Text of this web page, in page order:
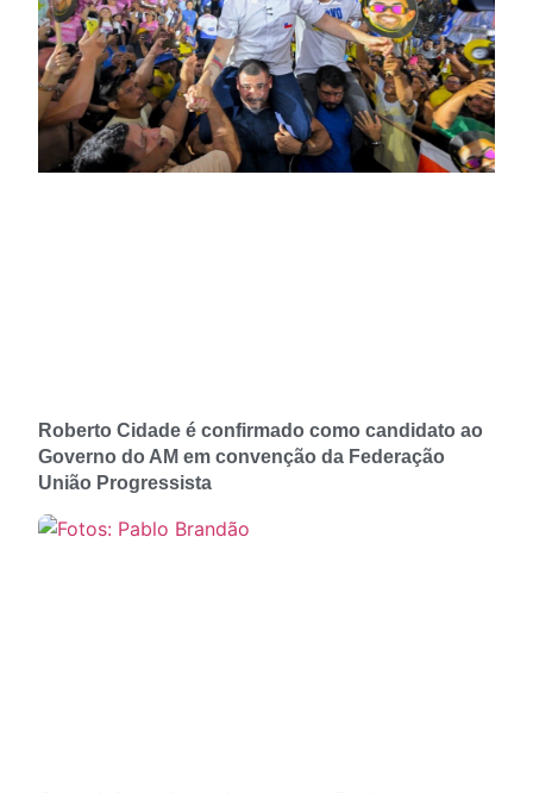
Roberto Cidade é confirmado como candidato ao
Governo do AM em convenção da Federação
União Progressista